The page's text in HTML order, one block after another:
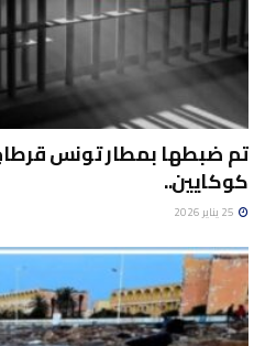
تم ضبطها بمطار تونس
كوكايين..